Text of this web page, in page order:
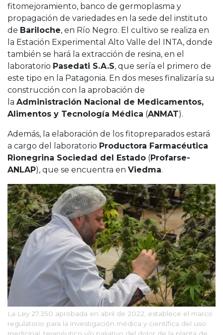
fitomejoramiento, banco de germoplasma y
propagación de variedades en la sede del instituto
de Bariloche, en Río Negro. El cultivo se realiza en
la Estación Experimental Alto Valle del INTA, donde
también se hará la extracción de resina, en el
laboratorio Pasedati S.A.S, que sería el primero de
este tipo en la Patagonia. En dos meses finalizaría su
construcción con la aprobación de
la Administración Nacional de Medicamentos,
Alimentos y Tecnología Médica (ANMAT).
Además, la elaboración de los fitopreparados estará
a cargo del laboratorio Productora Farmacéutica
Rionegrina Sociedad del Estado (Profarse-
ANLAP), que se encuentra en Viedma.
La Ley 27.350 aprobada en abril de 2022, establece el marco
regulatorio para la investigación médica y científica del uso